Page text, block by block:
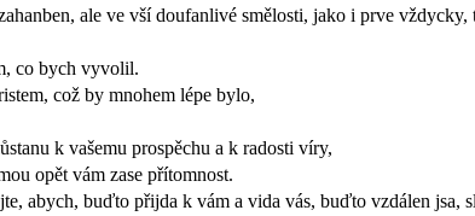
ale ve vší doufanlivé smělosti, jako i prve
co bych vyvolil.
což by mnohem lépe bylo,
k vašemu prospěchu a k radosti víry,
opět vám zase přítomnost.
abych, buďto přijda k vám a vida vás, buďto vzdálen jsa,